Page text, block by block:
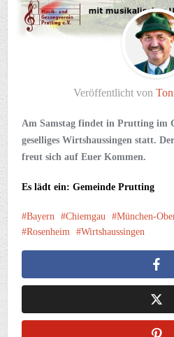
Veröffentlicht von
Am Samstag findet in Prutting im
geselliges Wirtshaussingen statt.
freut sich auf Euer Kommen.
Es lädt ein: Gemeinde Prutting
Bayern Chiemgau München-
Rosenheim
Wirtshaussingen